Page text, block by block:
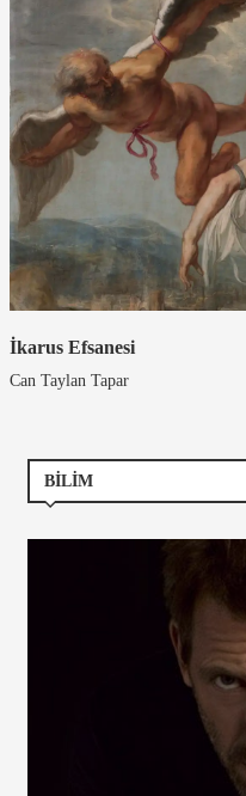
İkarus Efsanesi
Can Taylan Tapar
BILIM